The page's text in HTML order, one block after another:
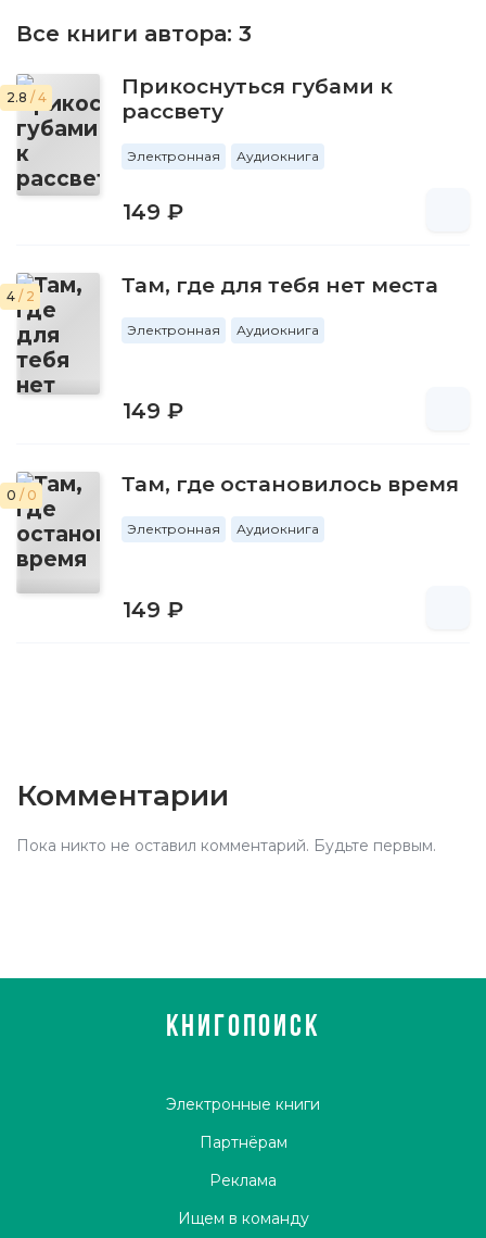
Все книги автора: 3
2.8 / 4
Прикоснуться губами к
рассвету
Электронная Аудиокнига
149 ₽
4 / 2 Там, где для тебя нет места
Электронная Аудиокнига
149 ₽
0 / 0 Там, где остановилось время
Электронная Аудиокнига
149 ₽
Комментарии
Пока никто не оставил комментарий. Будьте первым.
КНИГОПОИСК
Электронные книги
Партнёрам
Реклама
Ищем в команду